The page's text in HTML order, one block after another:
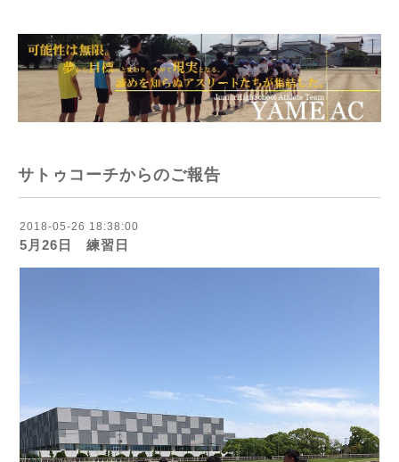
サトゥコーチからのご報告
2018-05-26 18:38:00
5月26日 練習日